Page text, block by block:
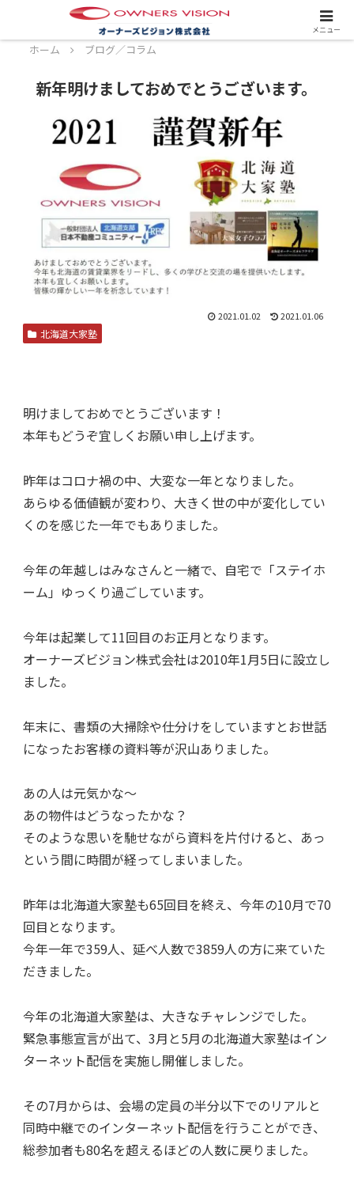
スタッフ募集中！詳しくはこちら！
ホーム ブログ／コラム
新年明けましておめでとうございます。
2021.01.02 2021.01.06
北海道大家塾
明けましておめでとうございます！
本年もどうぞ宜しくお願い申し上げます。
昨年はコロナ禍の中、大変な一年となりました。
あらゆる価値観が変わり、大きく世の中が変化してい
くのを感じた一年でもありました。
今年の年越しはみなさんと一緒で、自宅で「ステイホ
ーム」ゆっくり過ごしています。
今年は起業して11回目のお正月となります。
オーナーズビジョン株式会社は2010年1月5日に設立し
ました。
年末に、書類の大掃除や仕分けをしていますとお世話
になったお客様の資料等が沢山ありました。
あの人は元気かな～
あの物件はどうなったかな？
そのような思いを馳せながら資料を片付けると、あっ
という間に時間が経ってしまいました。
昨年は北海道大家塾も65回目を終え、今年の10月で70
回目となります。
今年一年で359人、延べ人数で3859人の方に来ていた
だきました。
今年の北海道大家塾は、大きなチャレンジでした。
緊急事態宣言が出て、3月と5月の北海道大家塾はイン
ターネット配信を実施し開催しました。
その7月からは、会場の定員の半分以下でのリアルと
同時中継でのインターネット配信を行うことができ、
総参加者も80名を超えるほどの人数に戻りました。
メニュー